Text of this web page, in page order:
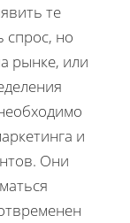
те
спрос, но
рынке, или
и
Они